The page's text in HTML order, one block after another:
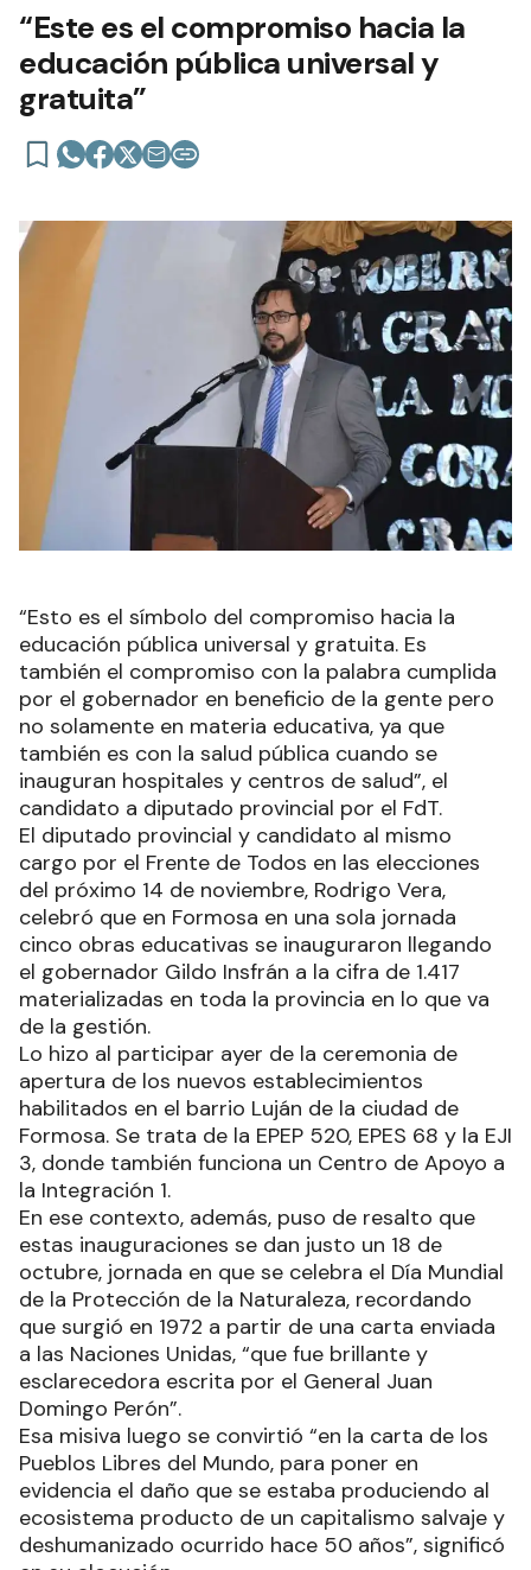
“Este es el compromiso hacia la
educación pública universal y
gratuita”
“Esto es el símbolo del compromiso hacia la
educación pública universal y gratuita. Es
también el compromiso con la palabra cumplida
por el gobernador en beneficio de la gente pero
no solamente en materia educativa, ya que
también es con la salud pública cuando se
inauguran hospitales y centros de salud”, el
candidato a diputado provincial por el FdT.
El diputado provincial y candidato al mismo
cargo por el Frente de Todos en las elecciones
del próximo 14 de noviembre, Rodrigo Vera,
celebró que en Formosa en una sola jornada
cinco obras educativas se inauguraron llegando
el gobernador Gildo Insfrán a la cifra de 1.417
materializadas en toda la provincia en lo que va
de la gestión.
Lo hizo al participar ayer de la ceremonia de
apertura de los nuevos establecimientos
habilitados en el barrio Luján de la ciudad de
Formosa. Se trata de la EPEP 520, EPES 68 y la EJI
3, donde también funciona un Centro de Apoyo a
la Integración 1.
En ese contexto, además, puso de resalto que
estas inauguraciones se dan justo un 18 de
octubre, jornada en que se celebra el Día Mundial
de la Protección de la Naturaleza, recordando
que surgió en 1972 a partir de una carta enviada
a las Naciones Unidas, “que fue brillante y
esclarecedora escrita por el General Juan
Domingo Perón”.
Esa misiva luego se convirtió “en la carta de los
Pueblos Libres del Mundo, para poner en
evidencia el daño que se estaba produciendo al
ecosistema producto de un capitalismo salvaje y
deshumanizado ocurrido hace 50 años”, significó